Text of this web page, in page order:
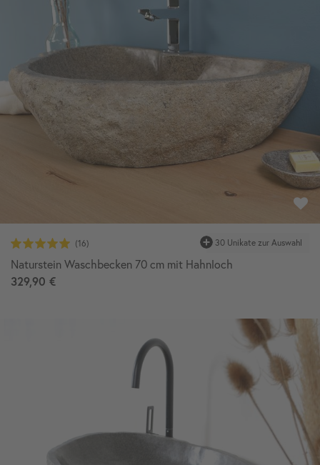
30 Unikate zur Auswahl
Naturstein Waschbecken 70 cm mit Hahnloch
329,90 €